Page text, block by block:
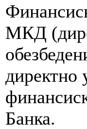
МКД
Банка.